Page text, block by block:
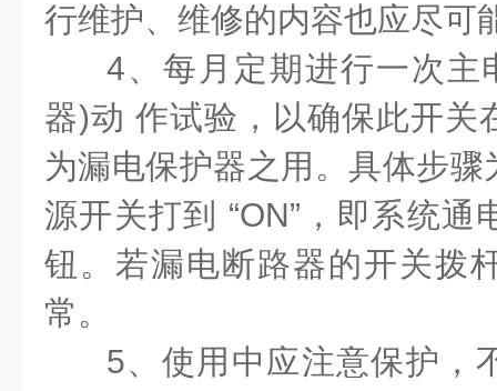
行维护、维修的内容也应尽可
4、每月定期进行一次主
器)动 作试验，以确保此开关
为漏电保护器之用。具体步
源开关打到 “ON”，即系统通
钮。若漏电断路器的开关拨
常。
5、使用中应注意保护，